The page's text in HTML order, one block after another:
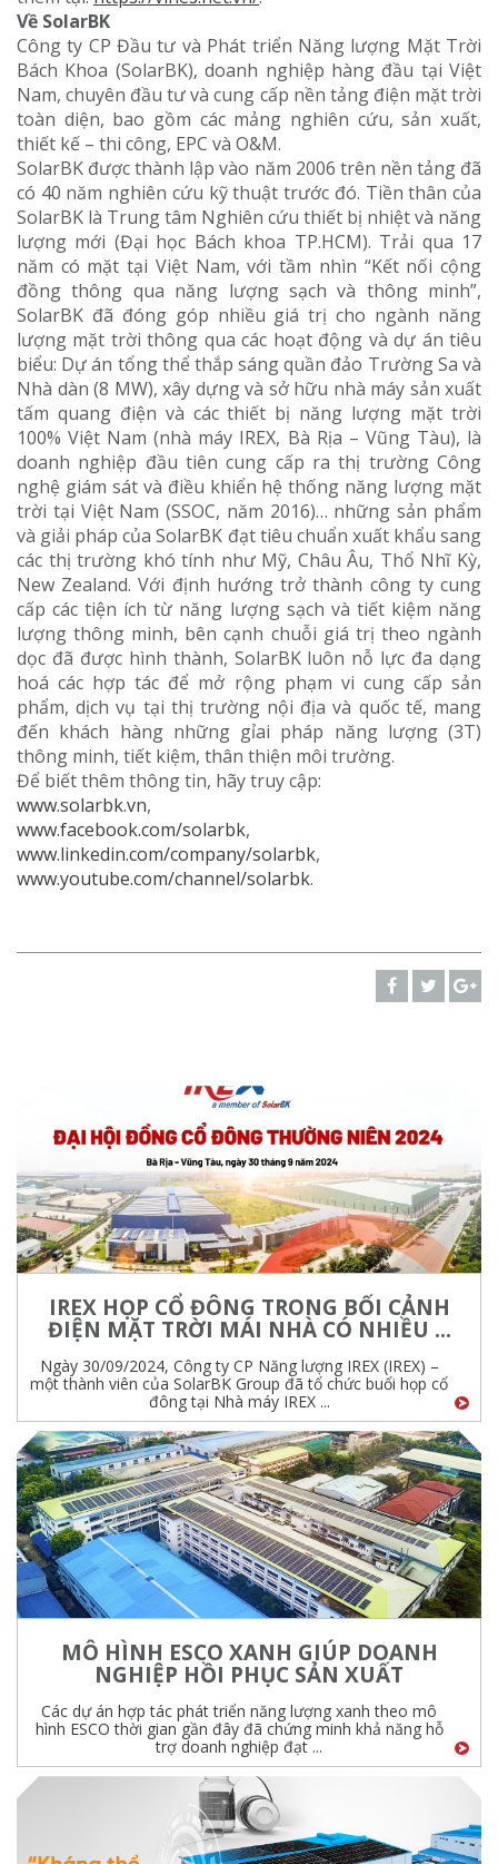
Về SolarBK
Công ty CP Đầu tư và Phát triển Năng lượng Mặt Trời
Bách Khoa (SolarBK), doanh nghiệp hàng đầu tại Việt
Nam, chuyên đầu tư và cung cấp nền tảng điện mặt trời
toàn diện, bao gồm các mảng nghiên cứu, sản xuất,
thiết kế – thi công, EPC và O&M.
SolarBK được thành lập vào năm 2006 trên nền tảng đã
có 40 năm nghiên cứu kỹ thuật trước đó. Tiền thân của
SolarBK là Trung tâm Nghiên cứu thiết bị nhiệt và năng
lượng mới (Đại học Bách khoa TP.HCM). Trải qua 17
năm có mặt tại Việt Nam, với tầm nhìn “Kết nối cộng
đồng thông qua năng lượng sạch và thông minh”,
SolarBK đã đóng góp nhiều giá trị cho ngành năng
lượng mặt trời thông qua các hoạt động và dự án tiêu
biểu: Dự án tổng thể thắp sáng quần đảo Trường Sa và
Nhà dàn (8 MW), xây dựng và sở hữu nhà máy sản xuất
tấm quang điện và các thiết bị năng lượng mặt trời
100% Việt Nam (nhà máy IREX, Bà Rịa – Vũng Tàu), là
doanh nghiệp đầu tiên cung cấp ra thị trường Công
nghệ giám sát và điều khiển hệ thống năng lượng mặt
trời tại Việt Nam (SSOC, năm 2016)… những sản phẩm
và giải pháp của SolarBK đạt tiêu chuẩn xuất khẩu sang
các thị trường khó tính như Mỹ, Châu Âu, Thổ Nhĩ Kỳ,
New Zealand. Với định hướng trở thành công ty cung
cấp các tiện ích từ năng lượng sạch và tiết kiệm năng
lượng thông minh, bên cạnh chuỗi giá trị theo ngành
dọc đã được hình thành, SolarBK luôn nỗ lực đa dạng
hoá các hợp tác để mở rộng phạm vi cung cấp sản
phẩm, dịch vụ tại thị trường nội địa và quốc tế, mang
đến khách hàng những gỉai pháp năng lượng (3T)
thông minh, tiết kiệm, thân thiện môi trường.
Để biết thêm thông tin, hãy truy cập:
www.solarbk.vn,
www.facebook.com/solarbk,
www.linkedin.com/company/solarbk,
www.youtube.com/channel/solarbk.
IREX HỌP CỔ ĐÔNG TRONG BỐI CẢNH
ĐIỆN MẶT TRỜI MÁI NHÀ CÓ NHIỀU ...
Ngày 30/09/2024, Công ty CP Năng lượng IREX (IREX) –
một thành viên của SolarBK Group đã tổ chức buổi họp cổ
đông tại Nhà máy IREX ...
MÔ HÌNH ESCO XANH GIÚP DOANH
NGHIỆP HỒI PHỤC SẢN XUẤT
Các dự án hợp tác phát triển năng lượng xanh theo mô
hình ESCO thời gian gần đây đã chứng minh khả năng hỗ
trợ doanh nghiệp đạt ...